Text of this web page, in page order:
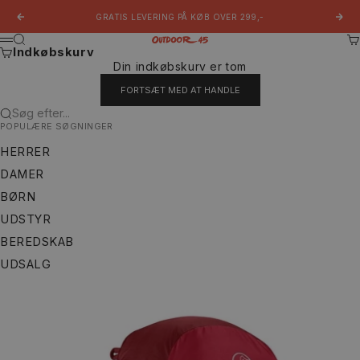
Forrige
GRATIS LEVERING PÅ KØB OVER 299,-
Outdoor 45
Menu
Søg
Indkøbskurv
Din indkøbskurv er tom
FORTSÆT MED AT HANDLE
Søg efter...
POPULÆRE SØGNINGER
HERRER
DAMER
BØRN
UDSTYR
BEREDSKAB
UDSALG